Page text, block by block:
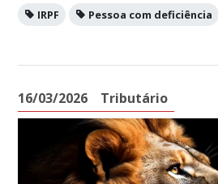
IRPF Pessoa com deficiência
16/03/2026 Tributário